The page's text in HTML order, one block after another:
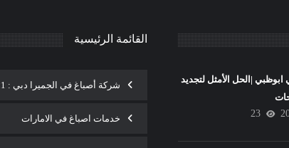
|الحل الأمثل لتجديد
23
القائمة الرئيسية
شركة أصباغ في الجميرا دبي : 0565930521
خدمات اصباغ في الامارات